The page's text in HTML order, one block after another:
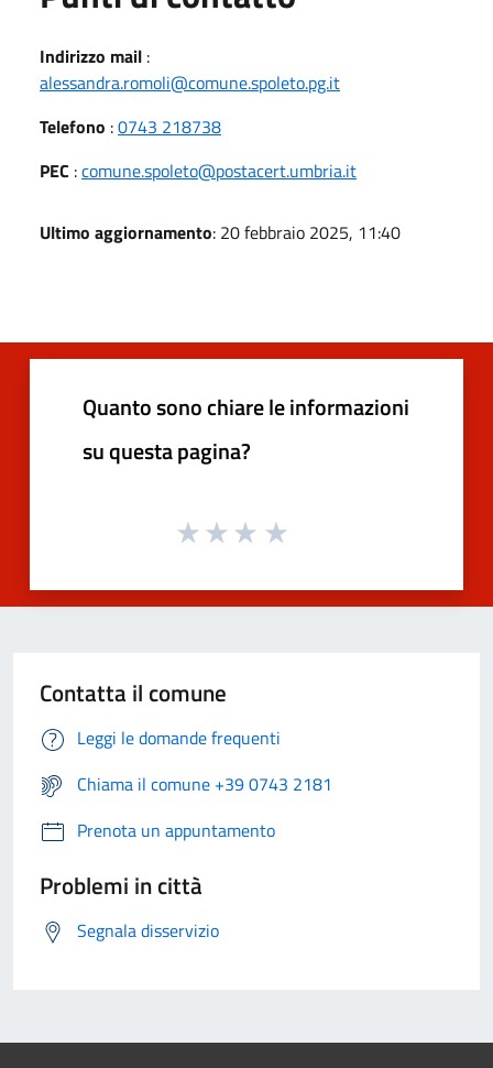
Indirizzo mail :
alessandra.romoli@comune.spoleto.pg.it
Telefono :0743 218738
PEC :comune.spoleto@postacert.umbria.it
Ultimo aggiornamento: 20 febbraio 2025, 11:40
Quanto sono chiare le informazioni
su questa pagina?
Contatta il comune
Leggi le domande frequenti
Chiama il comune +39 0743 2181
Prenota un appuntamento
Problemi in città
Segnala disservizio